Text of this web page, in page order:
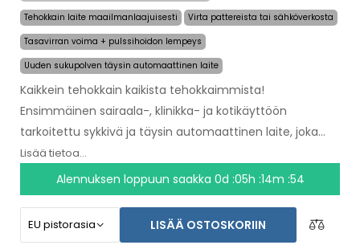
Tehokkain laite maailmanlaajuisesti
Virta pattereista tai sähköverkosta
Tasavirran voima + pulssihoidon lempeys
Uuden sukupolven täysin automaattinen laite
Kaikkein tehokkain kaikista tehokkaimmista!
Ensimmäinen sairaala-, klinikka- ja kotikäyttöön
tarkoitettu sykkivä ja täysin automaattinen laite, joka
antaa helpotuksen hikoilusta jopa
kuukaudeksi yhdellä käyttökerralla. Sinä valitset
vain alueen hoidon aloittamiseksi ja kone hoitaa kaiken
Vallankumouksellinen sykkivä
teknologia
Lisää tietoa...
Alennuksen loppuun saakka0d :05h :14m :53
LISÄÄ OSTOSKORIIN